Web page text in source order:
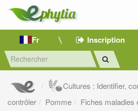
Fr Inscription
Cultures : Identifier,
contrôler
Pomme
Fiches maladies